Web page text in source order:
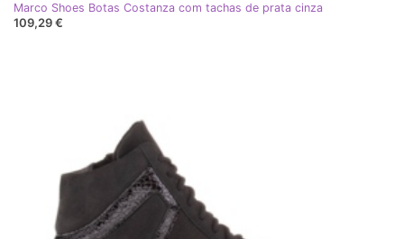
Marco Shoes Botas Costanza com tachas de prata cinza
109,29 €